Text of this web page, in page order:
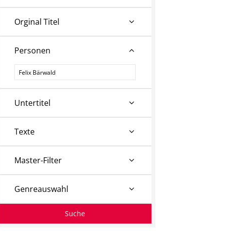
Orginal Titel
Personen
Personen
Untertitel
Texte
Master-Filter
Genreauswahl
Suche